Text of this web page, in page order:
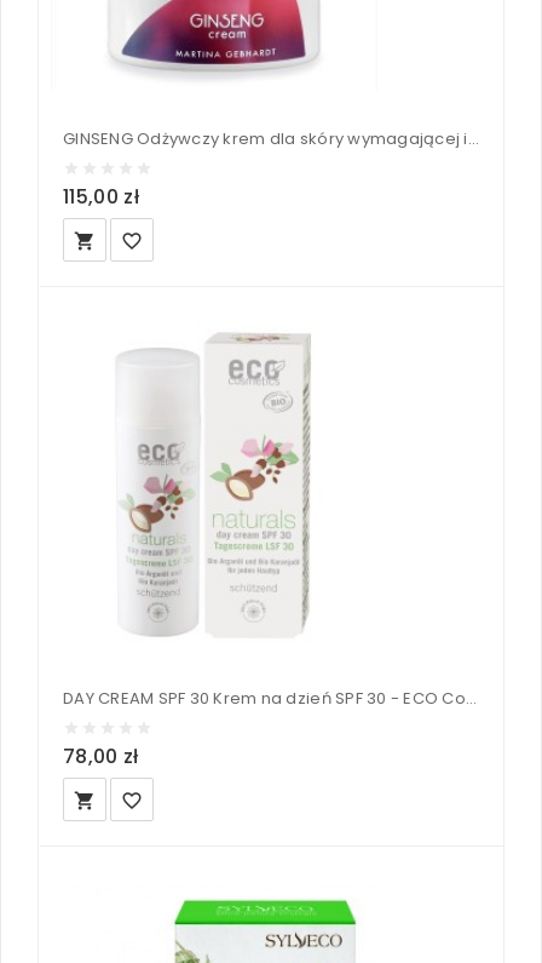
GINSENG Odżywczy krem dla skóry wymagającej i pozbawionej witalności - Martina Gebhardt 50 ml
115,00 zł
local_grocery_store favorite_border
DAY CREAM SPF 30 Krem na dzień SPF 30 - ECO Cosmetics 50 ml
78,00 zł
local_grocery_store favorite_border